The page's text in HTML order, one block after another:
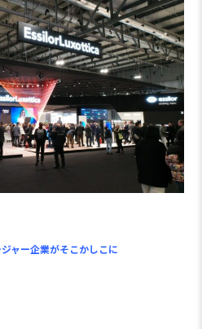
ャー企業がそこかしこに